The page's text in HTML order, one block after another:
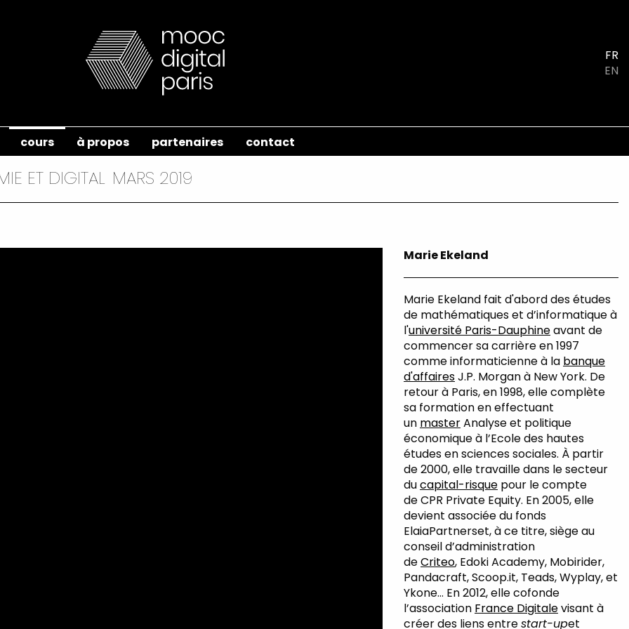
FR
EN
cours à propos partenaires contact
ET DIGITAL MARS 2019
Marie Ekeland
Marie Ekeland fait d'abord des études
de mathématiques et d’informatique à
l'université Paris-Dauphineavant de
commencer sa carrière en 1997
comme informaticienne à la banque
d'affairesJ.P. Morgan à New York. De
retour à Paris, en 1998, elle complète
sa formation en effectuant
un masterAnalyse et politique
économique à l’Ecole des hautes
études en sciences sociales. À partir
de 2000, elle travaille dans le secteur
ducapital-risque pour le compte
de CPR Private Equity. En 2005, elle
devient associée du fonds
ElaiaPartnerset, à ce titre, siège au
conseil d’administration
deCriteo, Edoki Academy, Mobirider,
Pandacraft, Scoop.it, Teads, Wyplay, et
Ykone… En 2012, elle cofonde
l’association France Digitalevisant à
créer des liens entrestart-upet